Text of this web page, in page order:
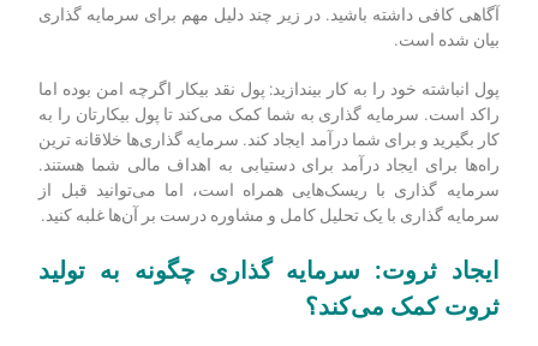
آگاهی کافی داشته باشید. در زیر چند دلیل مهم برای سرمایه گذاری
بیان شده است.
پول انباشته خود را به کار بیندازید: پول نقد بیکار اگرچه امن بوده اما
راکد است. سرمایه گذاری به شما کمک می‌کند تا پول بیکارتان را به
کار بگیرید و برای شما درآمد ایجاد کند. سرمایه گذاری‌ها خلاقانه ترین
راه‌ها برای ایجاد درآمد برای دستیابی به اهداف مالی شما هستند.
سرمایه ‌گذاری با ریسک‌هایی همراه است، اما می‌توانید قبل از
سرمایه‌ گذاری با یک تحلیل کامل و مشاوره درست بر آن‌ها غلبه کنید.
ایجاد ثروت: سرمایه گذاری چگونه به تولید
ثروت کمک می‌کند؟